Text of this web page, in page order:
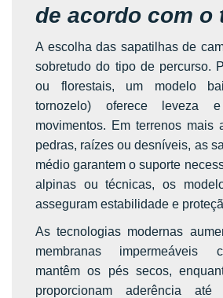
de acordo com o
A escolha das sapatilhas de
sobretudo do tipo de percurso.
ou florestais, um modelo
tornozelo) oferece leveza
movimentos. Em terrenos mais
pedras, raízes ou desníveis, as
médio garantem o suporte
alpinas ou técnicas, os
asseguram estabilidade e
As tecnologias modernas
membranas impermeáveis
mantêm os pés secos,
proporcionam aderência até